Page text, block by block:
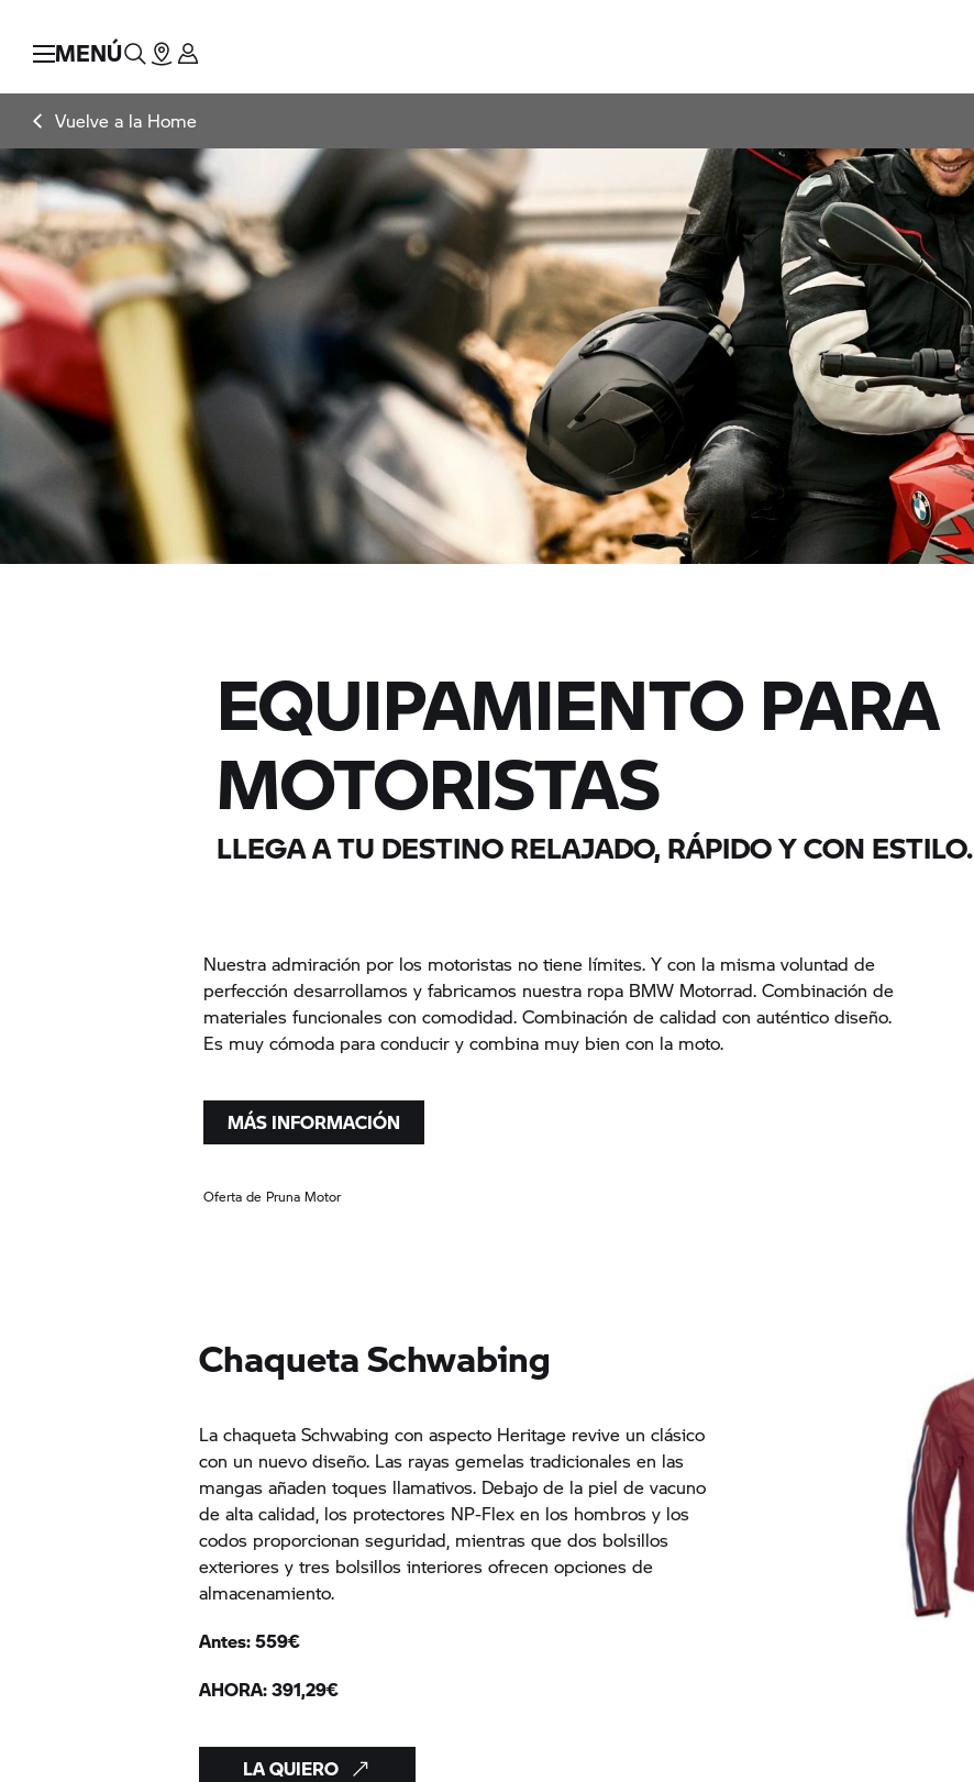
MENÚ
Vuelve a la Home
EQUIPAMIENTO PARA
MOTORISTAS
LLEGA A TU DESTINO RELAJADO, RÁPIDO Y CON ESTILO.
Nuestra admiración por los motoristas no tiene límites. Y con la misma voluntad de
perfección desarrollamos y fabricamos nuestra ropa BMW Motorrad. Combinación de
materiales funcionales con comodidad. Combinación de calidad con auténtico diseño.
Es muy cómoda para conducir y combina muy bien con la moto.
MÁS INFORMACIÓN
Oferta de Pruna Motor
Chaqueta Schwabing
La chaqueta Schwabing con aspecto Heritage revive un clásico
con un nuevo diseño. Las rayas gemelas tradicionales en las
mangas añaden toques llamativos. Debajo de la piel de vacuno
de alta calidad, los protectores NP-Flex en los hombros y los
codos proporcionan seguridad, mientras que dos bolsillos
exteriores y tres bolsillos interiores ofrecen opciones de
almacenamiento.
Antes: 559€
AHORA: 391,29€
LA QUIERO